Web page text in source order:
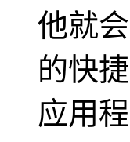
他就
的快
应用